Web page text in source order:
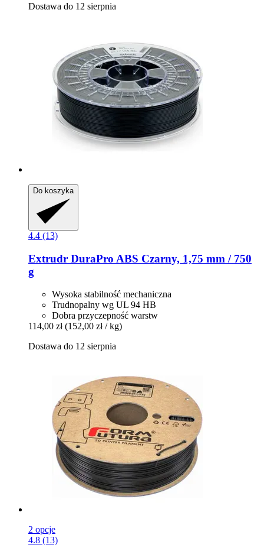
Dostawa do 12 sierpnia
Do koszyka
4.4 (13)
Extrudr DuraPro ABS Czarny, 1,75 mm / 750
g
Wysoka stabilność mechaniczna
Trudnopalny wg UL 94 HB
Dobra przyczepność warstw
114,00 zł (152,00 zł / kg)
Dostawa do 12 sierpnia
2 opcje
4.8 (13)